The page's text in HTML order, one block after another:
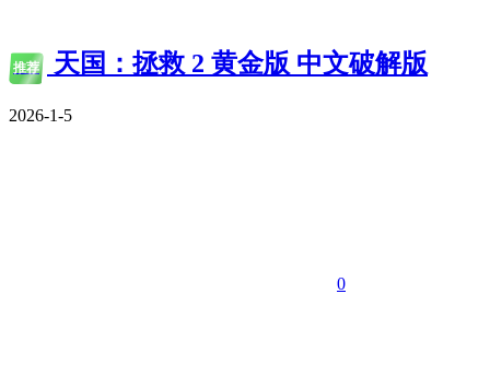
推荐 天国：拯救 2 黄金版 中文破解版
2026-1-5
0